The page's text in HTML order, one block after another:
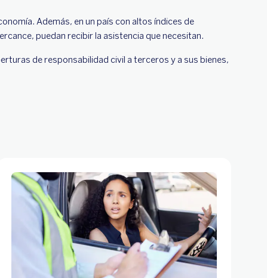
Además, en un país con altos índices de
puedan recibir la asistencia que necesitan.
de responsabilidad civil a terceros y a sus bienes,